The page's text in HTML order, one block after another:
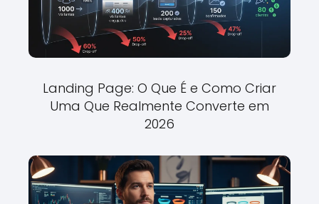
Landing Page: O Que É e Como Criar
Uma Que Realmente Converte em
2026